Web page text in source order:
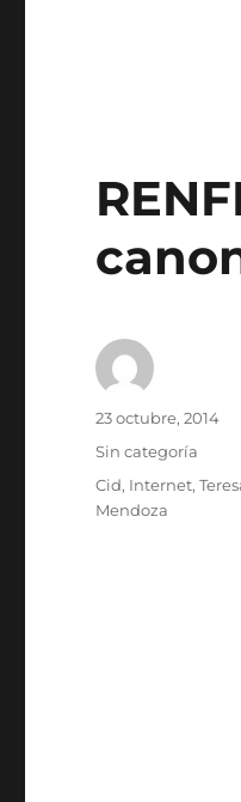
Autor
Publicado
el
23 octubre, 2014
Categorías
Sin categoría
Etiquetas
Cid, Internet,
Mendoza